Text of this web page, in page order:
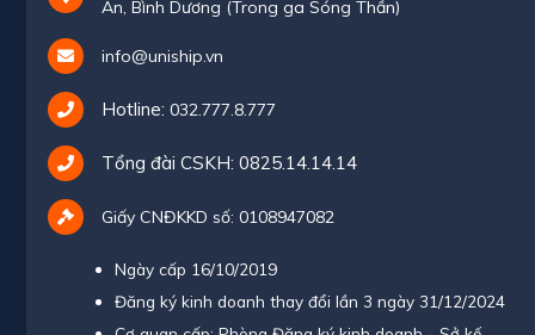
An, Bình Dương (Trong ga Sóng Thần)
info@uniship.vn
Hotline: 032.777.8.777
Tổng đài CSKH: 0825.14.14.14
Giấy CNĐKKD số: 0108947082
Ngày cấp 16/10/2019
Đăng ký kinh doanh thay đổi lần 3 ngày 31/12/2024